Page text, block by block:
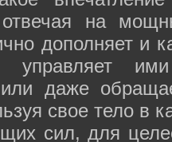
на
дополняет и
управляет
или даже
свое тело в
сил, для